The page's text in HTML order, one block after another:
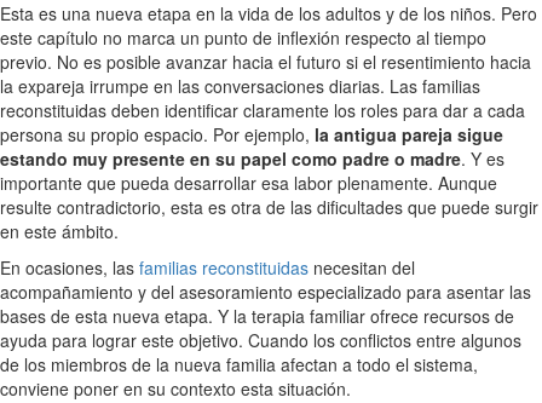
Esta es una nueva etapa en la vida de los adultos y de los niños. Pero
este capítulo no marca un punto de inflexión respecto al tiempo
previo. No es posible avanzar hacia el futuro si el resentimiento hacia
la expareja irrumpe en las conversaciones diarias. Las familias
reconstituidas deben identificar claramente los roles para dar a cada
persona su propio espacio. Por ejemplo, la antigua pareja sigue
estando muy presente en su papel como padre o madre. Y es
importante que pueda desarrollar esa labor plenamente. Aunque
resulte contradictorio, esta es otra de las dificultades que puede surgir
en este ámbito.
En ocasiones, las familias reconstituidas necesitan del
acompañamiento y del asesoramiento especializado para asentar las
bases de esta nueva etapa. Y la terapia familiar ofrece recursos de
ayuda para lograr este objetivo. Cuando los conflictos entre algunos
de los miembros de la nueva familia afectan a todo el sistema,
conviene poner en su contexto esta situación.